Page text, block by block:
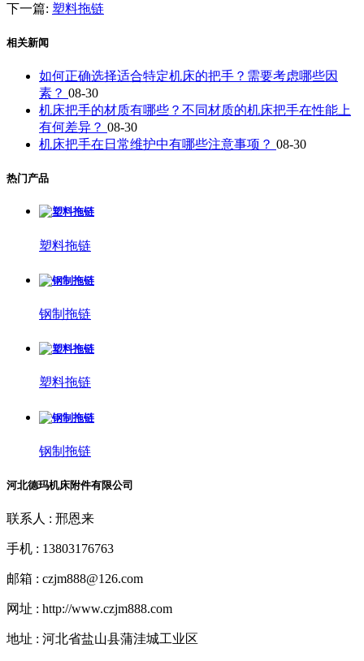
下一篇: 塑料拖链
相关新闻
如何正确选择适合特定机床的把手？需要考虑哪些因
素？ 08-30
机床把手的材质有哪些？不同材质的机床把手在性能上
有何差异？ 08-30
机床把手在日常维护中有哪些注意事项？ 08-30
热门产品
塑料拖链
钢制拖链
塑料拖链
钢制拖链
河北德玛机床附件有限公司
联系人 : 邢恩来
手机 : 13803176763
邮箱 : czjm888@126.com
网址 : http://www.czjm888.com
地址 : 河北省盐山县蒲洼城工业区